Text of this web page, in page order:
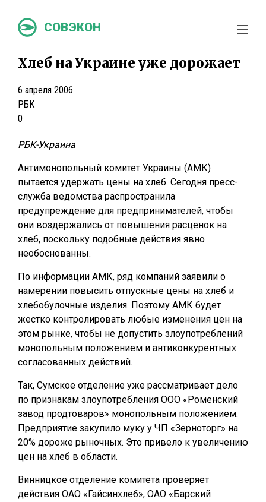
СОВЭКОН
Хлеб на Украине уже дорожает
6 апреля 2006
РБК
0
РБК-Украина
Антимонопольный комитет Украины (АМК)
пытается удержать цены на хлеб. Сегодня пресс-
служба ведомства распространила
предупреждение для предпринимателей, чтобы
они воздержались от повышения расценок на
хлеб, поскольку подобные действия явно
необоснованны.
По информации АМК, ряд компаний заявили о
намерении повысить отпускные цены на хлеб и
хлебобулочные изделия. Поэтому АМК будет
жестко контролировать любые изменения цен на
этом рынке, чтобы не допустить злоупотреблений
монопольным положением и антиконкурентных
согласованных действий.
Так, Сумское отделение уже рассматривает дело
по признакам злоупотребления ООО «Роменский
завод продтоваров» монопольным положением.
Предприятие закупило муку у ЧП «Зерноторг» на
20% дороже рыночных. Это привело к увеличению
цен на хлеб в области.
Винницкое отделение комитета проверяет
действия ОАО «Гайсинхлеб», ОАО «Барский